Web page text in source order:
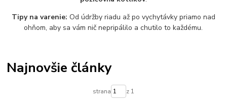
Tipy na varenie: Od údržby riadu až po vychytávky priamo nad
ohňom, aby sa vám nič nepripálilo a chutilo to každému.
Najnovšie články
strana z 1